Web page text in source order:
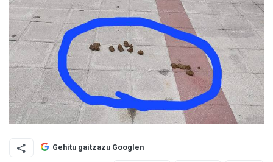
Gehitu gaitzazu Googlen